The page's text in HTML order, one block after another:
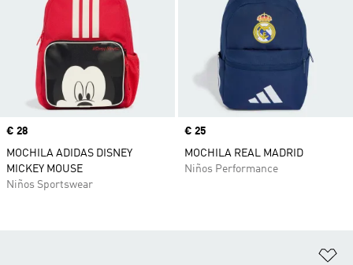
Precio
€ 28
MOCHILA ADIDAS DISNEY
MICKEY MOUSE
Niños Sportswear
Precio
€ 25
MOCHILA REAL MADRID
Niños Performance